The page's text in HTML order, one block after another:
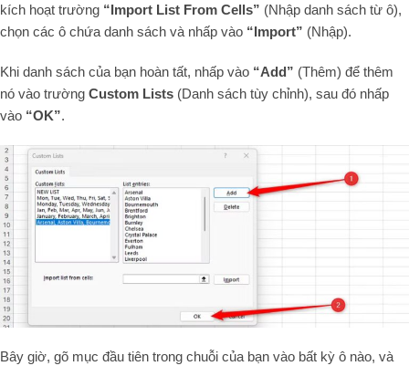
kích hoạt trường “Import List From Cells” (Nhập danh sách từ ô),
chọn các ô chứa danh sách và nhấp vào “Import” (Nhập).
Khi danh sách của bạn hoàn tất, nhấp vào “Add” (Thêm) để thêm
nó vào trường Custom Lists (Danh sách tùy chỉnh), sau đó nhấp
vào “OK”.
Bây giờ, gõ mục đầu tiên trong chuỗi của bạn vào bất kỳ ô nào, và